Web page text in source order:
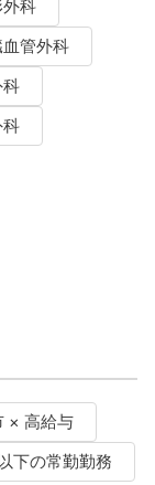
科
管外科
× 高給与
下の常勤勤務